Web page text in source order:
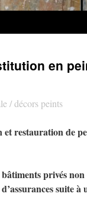
en
/ décors peints
et restauration de
bâtiments privés non
suite à